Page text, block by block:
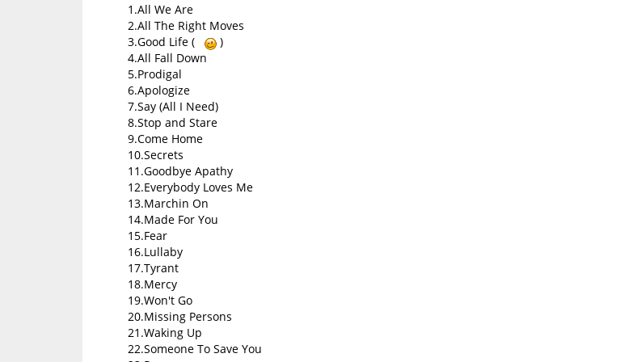
1.All We Are
2.All The Right Moves
3.Good Life (
)
4.All Fall Down
5.Prodigal
6.Apologize
7.Say (All I Need)
8.Stop and Stare
9.Come Home
10.Secrets
11.Goodbye Apathy
12.Everybody Loves Me
13.Marchin On
14.Made For You
15.Fear
16.Lullaby
17.Tyrant
18.Mercy
19.Won't Go
20.Missing Persons
21.Waking Up
22.Someone To Save You